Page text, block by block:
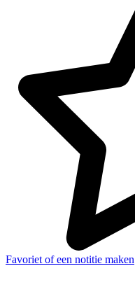
Favoriet of een notitie maken